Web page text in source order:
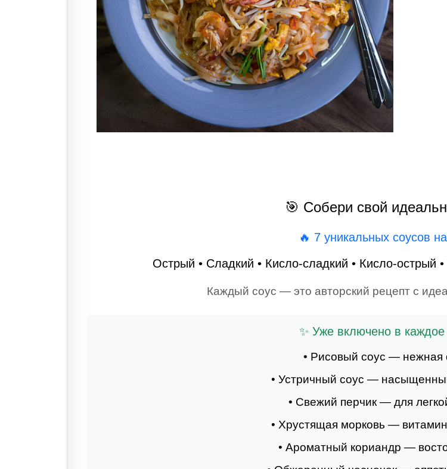
🎯 Собери свой
🔥 7 уникальных соусов
Острый • Сладкий • Кисло-сладкий • Кисло-острый
Каждый соус — это авторский рецепт с
✨ Уже включено в
• Рисовый соус — нежная
• Устричный соус —
• Свежий перчик — для
• Хрустящая морковь —
• Ароматный кориандр —